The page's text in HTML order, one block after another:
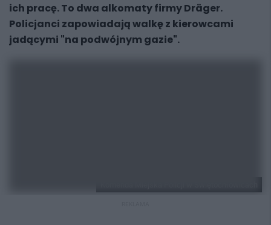
ich pracę. To dwa alkomaty firmy Dräger.
Policjanci zapowiadają walkę z kierowcami
jadącymi "na podwójnym gazie".